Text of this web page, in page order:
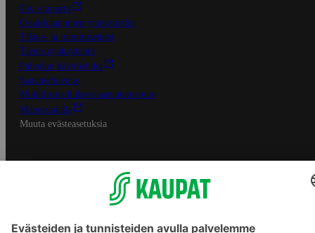
Oiva-raportit
Osuuskauppojen yhteystiedot
Tilaus- ja toimitusehdot
Tietosuojakäytäntö
Palvelun käyttöehdot
Saavutettavuus
Mobiilisovelluksen saavutettavuus
Mainostajalle
Muuta evästeasetuksia
S-ryhmän palvelut